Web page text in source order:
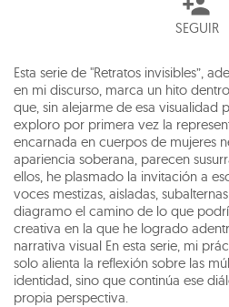
SEGUIR
Esta serie de "Retratos invisibles”,
en mi discurso, marca un hito
que, sin alejarme de esa visualidad
exploro por primera vez la
encarnada en cuerpos de mujeres
apariencia soberana, parecen
ellos, he plasmado la invitación a
voces mestizas, aisladas,
diagramo el camino de lo que
creativa en la que he logrado
narrativa visual En esta serie, mi
solo alienta la reflexión sobre las
identidad, sino que continúa ese
propia perspectiva.